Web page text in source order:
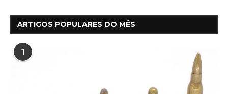
ARTIGOS POPULARES DO MÊS
1